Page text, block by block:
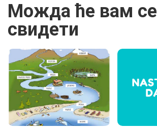
Можда ће вам се
свидети